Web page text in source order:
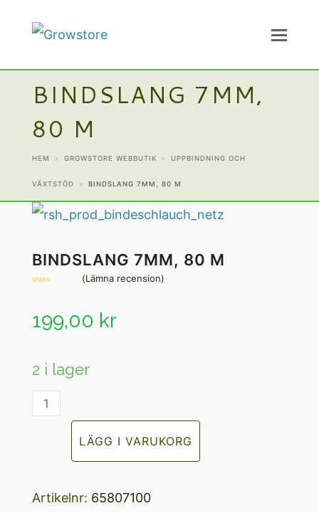
BINDSLANG 7MM,
80 M
HEM » GROWSTORE WEBBUTIK » UPPBINDNING OCH
VÄXTSTÖD » BINDSLANG 7MM, 80 M
BINDSLANG 7MM, 80 M
5
(Lämna recension)
199,00 kr
2 i lager
Bindslang
mängd
LÄGG I VARUKORG
Artikelnr: 65807100